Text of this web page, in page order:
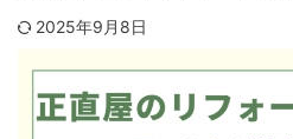
2025年9月8日